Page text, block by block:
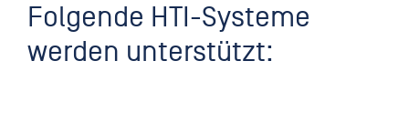
Folgende HTI-Systeme
werden unterstützt: